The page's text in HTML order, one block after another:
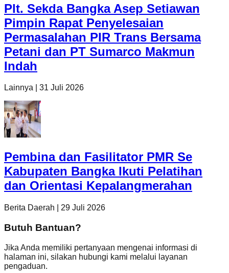
Plt. Sekda Bangka Asep Setiawan
Pimpin Rapat Penyelesaian
Permasalahan PIR Trans Bersama
Petani dan PT Sumarco Makmun
Indah
Lainnya 31 Juli 2026
Pembina dan Fasilitator PMR Se
Kabupaten Bangka Ikuti Pelatihan
dan Orientasi Kepalangmerahan
Berita Daerah 29 Juli 2026
Butuh Bantuan?
Jika Anda memiliki pertanyaan mengenai informasi di
halaman ini, silakan hubungi kami melalui layanan
pengaduan.